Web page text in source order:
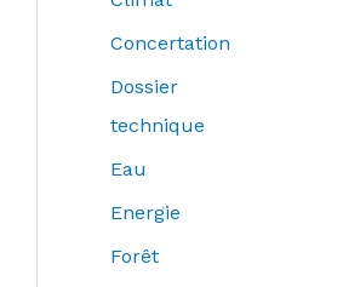
Concertation
Dossier
technique
Eau
Energie
Forêt